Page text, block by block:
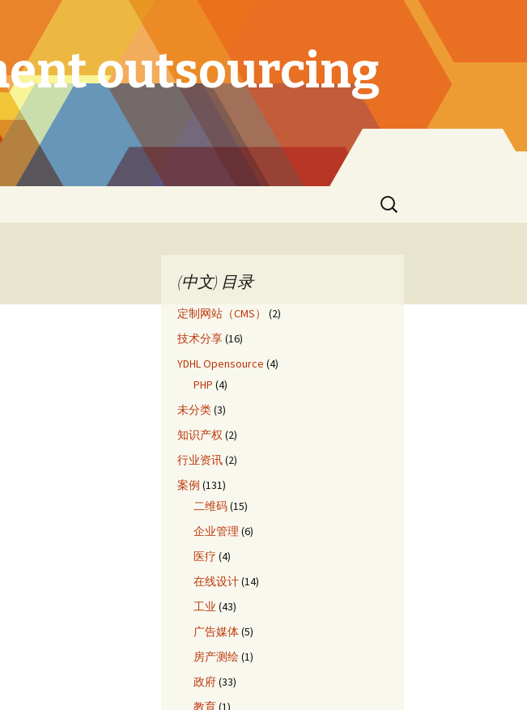
outsourcing
Search
for:
(中文) 目录
定制网站（CMS）
(2)
技术分享(16)
YDHL Opensource (4)
PHP (4)
未分类(3)
知识产权 (2)
行业资讯(2)
案例 (131)
二维码(15)
企业管理 (6)
医疗 (4)
在线设计(14)
工业 (43)
广告媒体(5)
房产测绘(1)
政府(33)
教育(1)